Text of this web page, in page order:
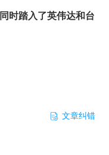
时踏入了英伟达和台
文章纠错